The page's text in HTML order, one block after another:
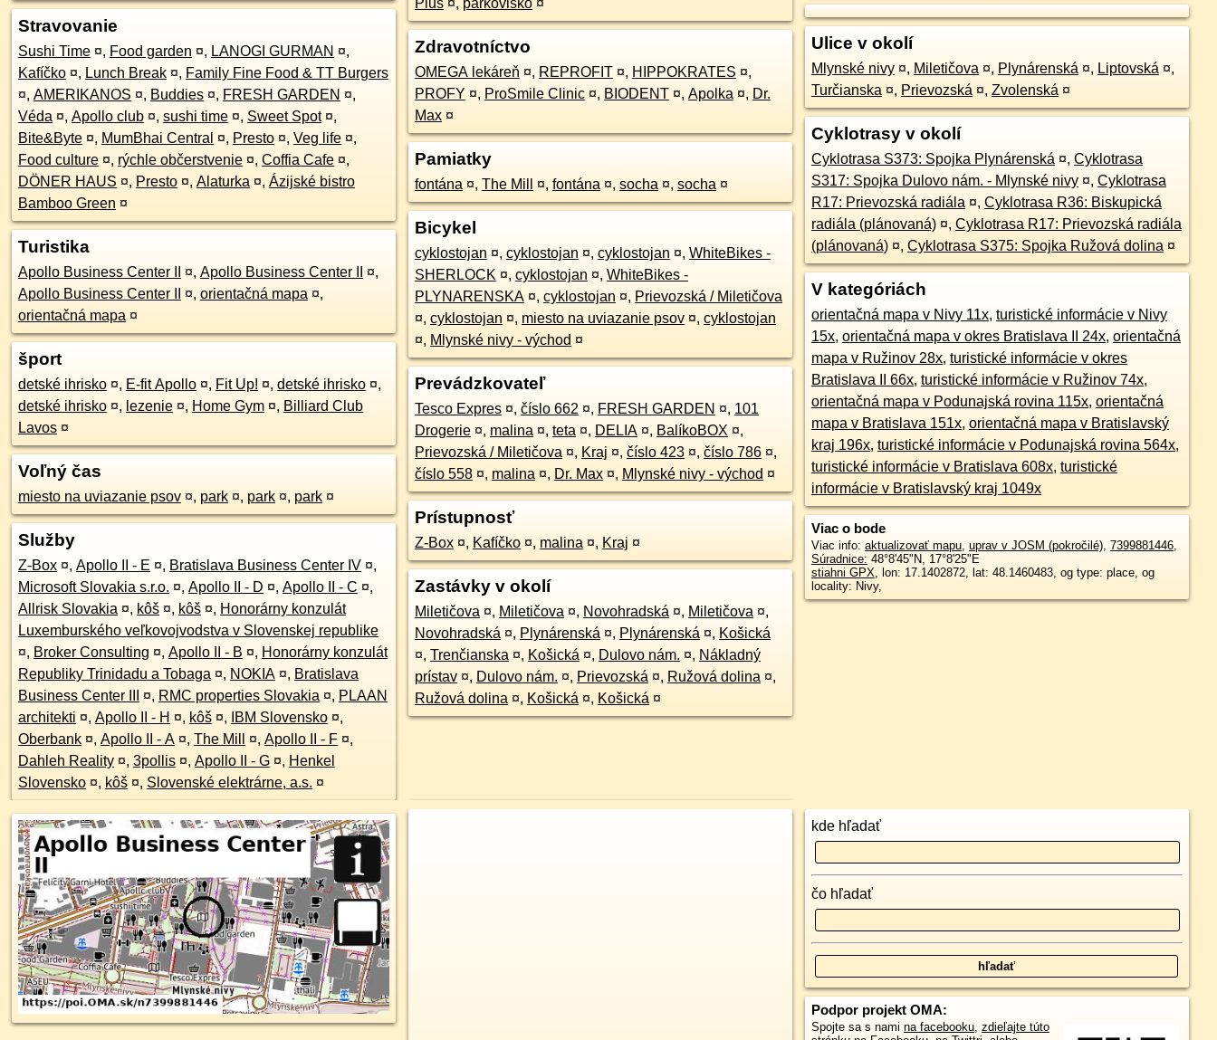
Stravovanie
Sushi Time ¤, Food garden ¤, LANOGI GURMAN ¤,
Kafíčko ¤, Lunch Break ¤, Family Fine Food & TT Burgers
¤, AMERIKANOS ¤, Buddies ¤, FRESH GARDEN ¤,
Véda ¤, Apollo club ¤, sushi time ¤, Sweet Spot ¤,
Bite&Byte ¤, MumBhai Central ¤, Presto ¤, Veg life ¤,
Food culture ¤, rýchle občerstvenie ¤, Coffia Cafe ¤,
DÖNER HAUS ¤, Presto ¤, Alaturka ¤, Ázijské bistro
Bamboo Green ¤
Turistika
Apollo Business Center II ¤, Apollo Business Center II ¤,
Apollo Business Center II
¤, orientačná mapa ¤,
orientačná mapa ¤
šport
detské ihrisko ¤, E-fit Apollo ¤, Fit Up! ¤, detské ihrisko ¤,
detské ihrisko ¤, lezenie ¤, Home Gym ¤, Billiard Club
Lavos ¤
Voľný čas
miesto na uviazanie psov ¤, park ¤, park ¤, park ¤
Služby
Z-Box ¤, Apollo II - E ¤, Bratislava Business Center IV ¤,
Microsoft Slovakia s.r.o. ¤, Apollo II - D ¤, Apollo II - C ¤,
Allrisk Slovakia ¤, kôš ¤, kôš ¤, Honorárny konzulát
Luxemburského veľkovojvodstva v Slovenskej republike
¤, Broker Consulting ¤, Apollo II - B ¤, Honorárny konzulát
Republiky Trinidadu a Tobaga ¤, NOKIA ¤, Bratislava
Business Center III
¤, RMC properties Slovakia ¤, PLAAN
architekti ¤, Apollo II - H ¤, kôš ¤, IBM Slovensko ¤,
Oberbank ¤, Apollo II - A ¤, The Mill ¤, Apollo II - F ¤,
Dahleh Reality ¤, 3pollis ¤, Apollo II - G ¤, Henkel
Slovensko ¤, kôš ¤, Slovenské elektrárne, a.s. ¤
Plus ¤, parkovisko ¤
Zdravotníctvo
OMEGA lekáreň ¤, REPROFIT ¤, HIPPOKRATES ¤,
PROFY ¤, ProSmile Clinic ¤, BIODENT ¤, Apolka ¤, Dr.
Max ¤
Pamiatky
fontána ¤, The Mill ¤, fontána ¤, socha ¤, socha ¤
Bicykel
cyklostojan ¤, cyklostojan ¤, cyklostojan ¤, WhiteBikes -
SHERLOCK ¤, cyklostojan ¤, WhiteBikes -
PLYNARENSKA ¤, cyklostojan ¤, Prievozská / Miletičova
¤, cyklostojan ¤, miesto na uviazanie psov ¤, cyklostojan
¤, Mlynské nivy - východ ¤
Prevádzkovateľ
Tesco Expres ¤, číslo 662 ¤, FRESH GARDEN ¤, 101
Drogerie ¤, malina ¤, teta ¤, DELIA ¤, BalíkoBOX ¤,
Prievozská / Miletičova ¤, Kraj ¤, číslo 423 ¤, číslo 786 ¤,
číslo 558 ¤, malina ¤, Dr. Max ¤, Mlynské nivy - východ ¤
Prístupnosť
Z-Box ¤, Kafíčko ¤, malina ¤, Kraj ¤
Zastávky v okolí
Miletičova ¤, Miletičova ¤, Novohradská ¤, Miletičova ¤,
Novohradská ¤, Plynárenská ¤, Plynárenská ¤, Košická
¤, Trenčianska ¤, Košická ¤, Dulovo nám. ¤, Nákladný
prístav ¤, Dulovo nám. ¤, Prievozská ¤, Ružová dolina ¤,
Ružová dolina ¤, Košická ¤, Košická ¤
Ulice v okolí
Mlynské nivy ¤, Miletičova ¤, Plynárenská ¤, Liptovská ¤,
Turčianska ¤, Prievozská ¤, Zvolenská ¤
Cyklotrasy v okolí
Cyklotrasa S373: Spojka Plynárenská ¤, Cyklotrasa
S317: Spojka Dulovo nám. - Mlynské nivy ¤, Cyklotrasa
R17: Prievozská radiála ¤, Cyklotrasa R36: Biskupická
radiála (plánovaná) ¤, Cyklotrasa R17: Prievozská radiála
(plánovaná) ¤, Cyklotrasa S375: Spojka Ružová dolina ¤
V kategóriách
orientačná mapa v Nivy 11x, turistické informácie v Nivy
15x, orientačná mapa v okres Bratislava II 24x, orientačná
mapa v Ružinov 28x, turistické informácie v okres
Bratislava II 66x, turistické informácie v Ružinov 74x,
orientačná mapa v Podunajská rovina 115x, orientačná
mapa v Bratislava 151x, orientačná mapa v Bratislavský
kraj 196x, turistické informácie v Podunajská rovina 564x,
turistické informácie v Bratislava 608x, turistické
informácie v Bratislavský kraj 1049x
Viac o bode
Viac info: aktualizovať mapu, uprav v JOSM (pokročilé), 7399881446,
Súradnice: 48°8'45"N, 17°8'25"E
stiahni GPX, lon: 17.1402872, lat: 48.1460483, og type: place, og
locality: Nivy,
kde hľadať
čo hľadať
Podpor projekt OMA:
Spojte sa s nami na facebooku, zdieľajte túto